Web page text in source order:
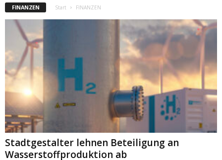
FINANZEN Start FINANZEN
Stadtgestalter lehnen Beteiligung an
Wasserstoffproduktion ab